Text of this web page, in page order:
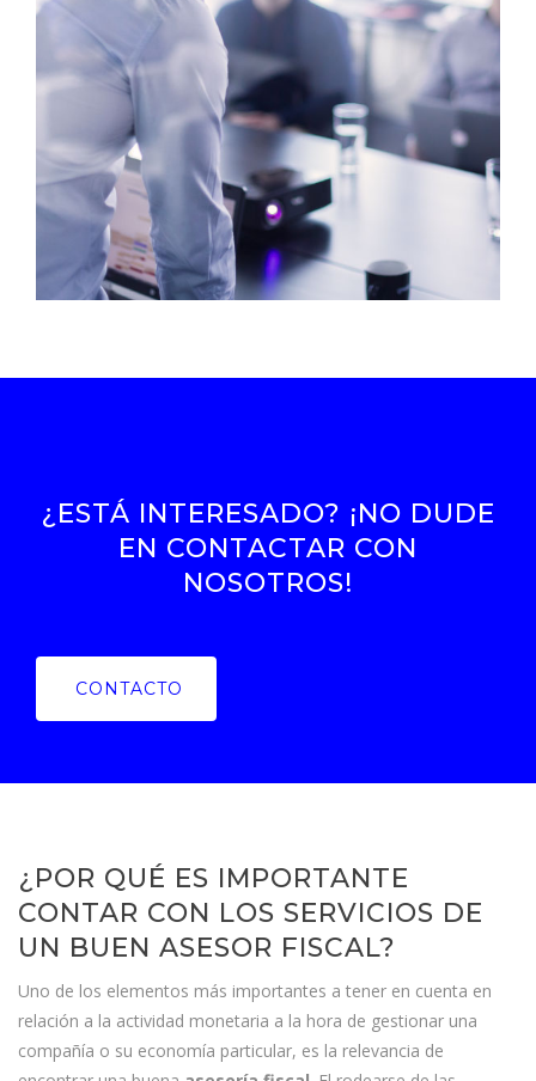
¿ESTÁ INTERESADO? ¡NO DUDE
EN CONTACTAR CON
NOSOTROS!
CONTACTO
¿POR QUÉ ES IMPORTANTE
CONTAR CON LOS SERVICIOS DE
UN BUEN ASESOR FISCAL?
Uno de los elementos más importantes a tener en cuenta en
relación a la actividad monetaria a la hora de gestionar una
compañía o su economía particular, es la relevancia de